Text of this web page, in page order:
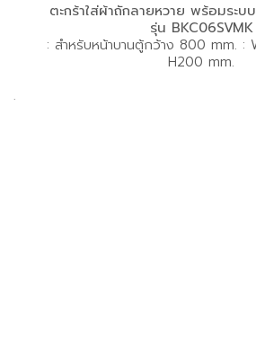
ตะกร้าใส่ผ้าถักลายหวาย พร้อมระ
รุ่น BKC06SVMK
: สำหรับหน้าบานตู้กว้าง 800 mm.
H200 mm.
.